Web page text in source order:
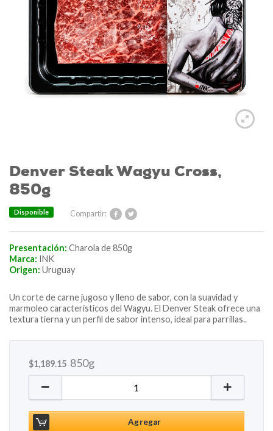
Denver Steak Wagyu Cross,
850g
Compartir:
Disponible
Presentación: Charola de 850g
Marca: INK
Origen: Uruguay
Un corte de carne jugoso y lleno de sabor, con la suavidad y
marmoleo característicos del Wagyu. El Denver Steak ofrece una
textura tierna y un perfil de sabor intenso, ideal para parrillas..
$1,189.15 850g
Denver Steak Wagyu Cross, 850g cantidad
Agregar